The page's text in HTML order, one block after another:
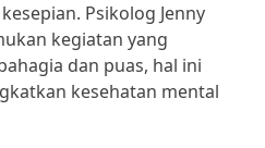
Psikolog Jenny
kegiatan yang
dan puas, hal ini
kesehatan mental